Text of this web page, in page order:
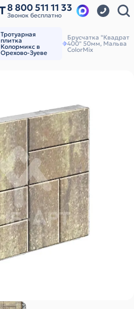
8 800 511 11 33
Звонок бесплатно
Тротуарная
плитка
Колормикс в
Орехово-Зуеве
Брусчатка "Квадрат
400" 50мм, Мальва
ColorMix